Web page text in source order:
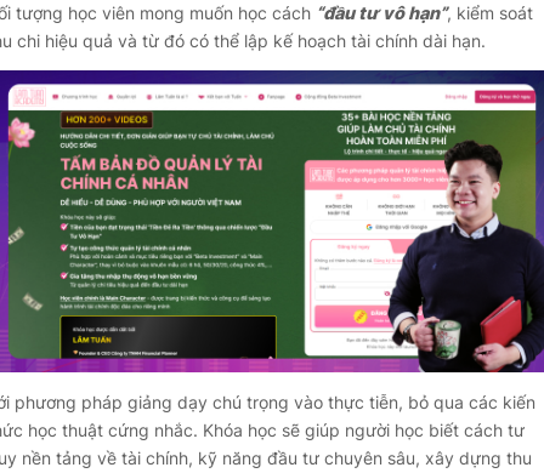
tượng học viên mong muốn học cách “đầu tư vô hạn”, kiểm soát
chi hiệu quả và từ đó có thể lập kế hoạch tài chính dài hạn.
phương pháp giảng dạy chú trọng vào thực tiễn, bỏ qua các kiến
học thuật cứng nhắc. Khóa học sẽ giúp người học biết cách tư
nền tảng về tài chính, kỹ năng đầu tư chuyên sâu, xây dựng thu